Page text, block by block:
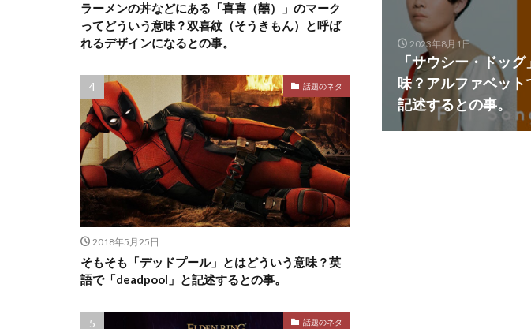
2023年8月1日
「サウシー・ドッ
味？アルファベット
記述するとの事。
ラーメンの丼などにある「喜喜（囍）」のマーク
ってどういう意味？双喜紋（そうきもん）と呼ば
れるデザインになるとの事。
話題のネタ
2018年5月25日
そもそも「デッドプール」とはどういう意味？英
語で「deadpool」と記述するとの事。
話題のネタ